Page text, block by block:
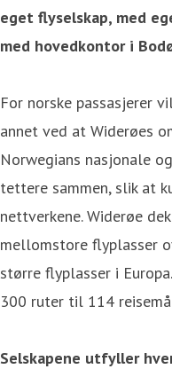
eget flyselskap, med
med hovedkontor i
For norske passasjerer
annet ved at Widerøes
Norwegians nasjonale
tettere sammen, slik at
nettverkene. Widerøe
mellomstore flyplasser
større flyplasser i
300 ruter til 114
Selskapene utfyller